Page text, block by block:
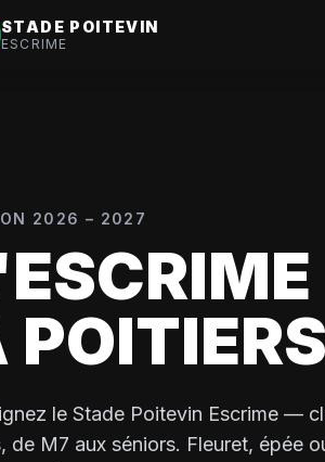
STADE POITEVIN
ESCRIME
2026 – 2027
POITIERS
le Stade Poitevin Escrime —
de M7 aux séniors. Fleuret, épée